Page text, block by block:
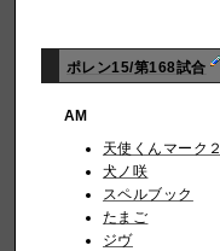
ポレン15/第168試合
AM
天使くんマーク２
犬ノ咲
スペルブック
たまご
ジヴ